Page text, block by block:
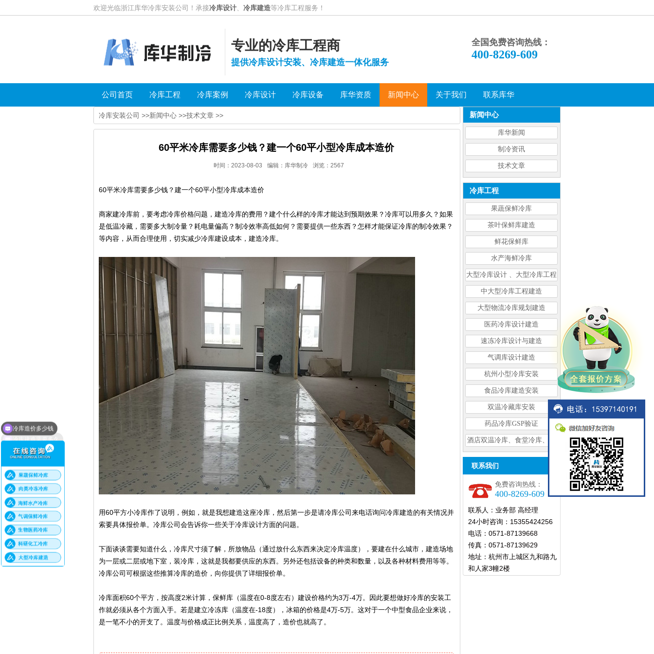
欢迎光临浙江库华冷库安装公司！承接冷库设计 冷库建造等冷库工程服务！
专业的冷库工程商
提供冷库设计安装、冷库建造一体化服务
全国免费咨询热线：
400-8269-609
公司首页 冷库工程 冷库案例 冷库设计 冷库设备 库华资质 新闻中心 关于我们 联系库华
新闻中心
库华新闻
制冷资讯
技术文章
冷库工程
果蔬保鲜冷库
茶叶保鲜库建造
鲜花保鲜库
水产海鲜冷库
大型冷库设计 、大型冷库工程
建造
中大型冷库工程建造
大型物流冷库规划建造
医药冷库设计建造
速冻冷库设计与建造
气调库设计建造
杭州小型冷库安装
食品冷库建造安装
双温冷藏库安装
药品冷库GSP验证
酒店双温冷库、食堂冷库、餐
饮双温冷库设计造
联系我们
免费咨询热线：
400-8269-609
联系人：业务部 高经理
24小时咨询：15355424256
电话：0571-87139668
传真：0571-87139629
地址：杭州市上城区九和路九
和人家3幢2楼
冷库安装公司 >>新闻中心 >>技术文章 >>
60平米冷库需要多少钱？建一个60平小型冷库成本造价
时间： 2023-08-03 编辑： 库华制冷 浏览： 2567
60平米冷库需要多少钱？建一个60平小型冷库成本造价
商家建冷库前，要考虑冷库价格问题，建造冷库的费用？建个什么样的冷库才能达到预期效果？冷库可以用多久？如果
是低温冷藏，需要多大制冷量？耗电量偏高？制冷效率高低如何？需要提供一些东西？怎样才能保证冷库的制冷效果？
等内容，从而合理使用，切实减少冷库建设成本，建造冷库。
用60平方小冷库作了说明，例如，就是我想建造这座冷库，然后第一步是请冷库公司来电话询问冷库建造的有关情况并
索要具体报价单。冷库公司会告诉你一些关于冷库设计方面的问题。
下面谈谈需要知道什么，冷库尺寸须了解，所放物品（通过放什么东西来决定冷库温度），要建在什么城市，建造场地
为一层或二层或地下室，装冷库，这就是我都要供应的东西。另外还包括设备的种类和数量，以及各种材料费用等等。
冷库公司可根据这些推算冷库的造价，向你提供了详细报价单。
冷库面积60个平方，按高度2米计算，保鲜库（温度在0-8度左右）建设价格约为3万-4万。因此要想做好冷库的安装工
作就必须从各个方面入手。若是建立冷冻库（温度在-18度），冰箱的价格是4万-5万。这对于一个中型食品企业来说，
是一笔不小的开支了。温度与价格成正比例关系，温度高了，造价也就高了。
冷库建造需要多久